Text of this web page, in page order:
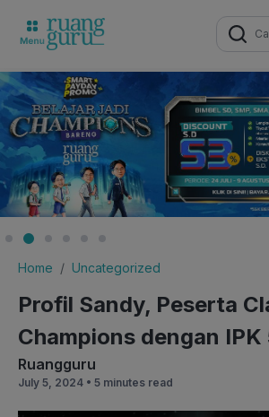
Search
for:
Home Uncategorized
Profil Sandy, Peserta
Champions dengan IPK
Ruangguru
July 5, 2024 • 5 minutes read